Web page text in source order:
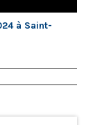
à Saint-